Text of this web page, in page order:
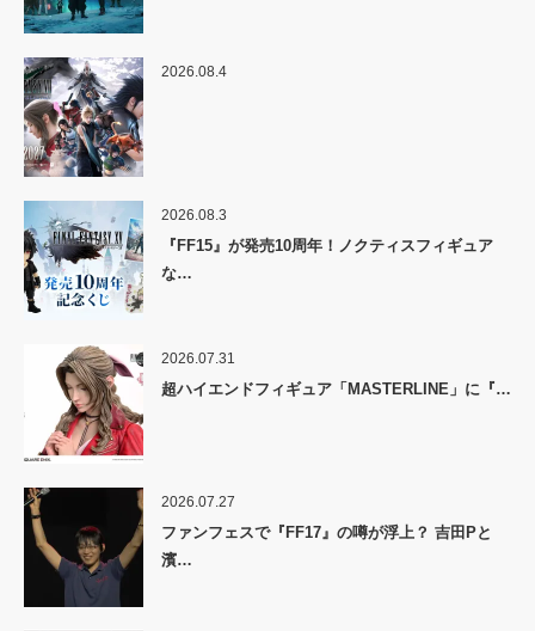
2026.08.4
2026.08.3
『FF15』が発売10周年！ノクティスフィギュア
な…
2026.07.31
超ハイエンドフィギュア「MASTERLINE」に『…
2026.07.27
ファンフェスで『FF17』の噂が浮上？ 吉田Pと
濱…